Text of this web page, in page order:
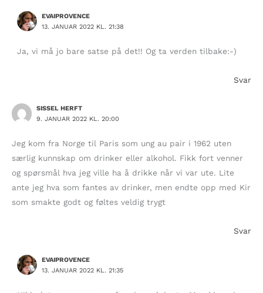
EVAIPROVENCE
13. JANUAR 2022 KL. 21:38
Ja, vi må jo bare satse på det!! Og ta verden tilbake:-)
Svar
SISSEL HERFT
9. JANUAR 2022 KL. 20:00
Jeg kom fra Norge til Paris som ung au pair i 1962 uten
særlig kunnskap om drinker eller alkohol. Fikk fort venner
og spørsmål hva jeg ville ha å drikke når vi var ute. Lite
ante jeg hva som fantes av drinker, men endte opp med Kir
som smakte godt og føltes veldig trygt
Svar
EVAIPROVENCE
13. JANUAR 2022 KL. 21:35